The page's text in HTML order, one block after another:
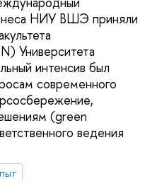
НИУ ВШЭ приняли
Университета
интенсив был
современного
(green
ведения